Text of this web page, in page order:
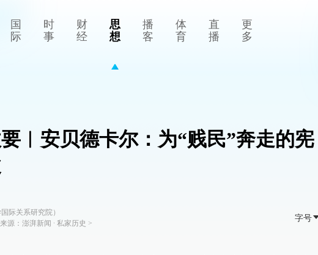
国
际
时
事
财
经
思
想
播
客
体
育
直
播
更
多
︱安贝德卡尔：为“贱民”奔走的宪
际关系研究院）
来源： 澎湃新闻 ∙ 私家历史 >
字号